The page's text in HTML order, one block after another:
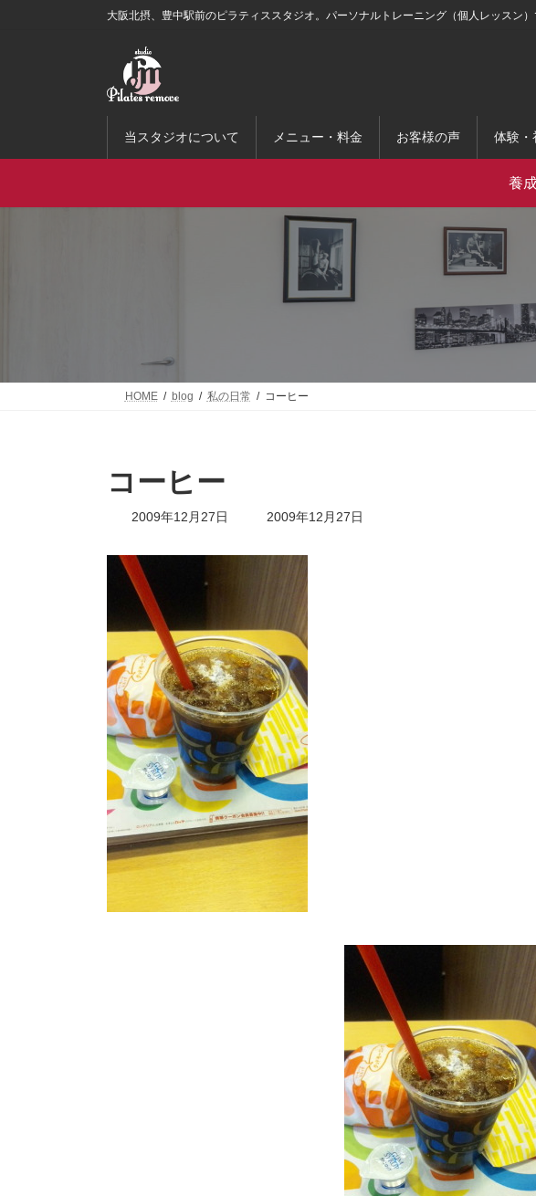
ッ
移
大阪北摂、豊中駅前のピラティススタジオ。パーソナルトレーニング（個人レッスン
当スタジオについて メニュー・料金 お客様の声 体験・
養
HOME blog 私の日常 コーヒー
コーヒー
2009年12月27日
最
2009年12月27日